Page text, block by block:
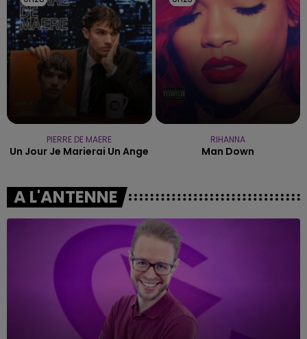
PIERRE DE MAERE
Un Jour Je Marierai Un Ange
RIHANNA
Man Down
A L'ANTENNE